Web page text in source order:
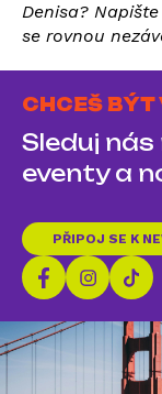
Denisa?
se rovnou
CHCEŠ BÝT
Sleduj
eventy a
PŘIPOJ SE K